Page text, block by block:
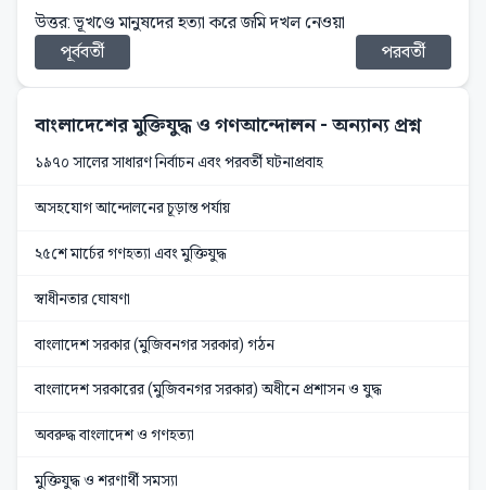
উত্তর: ভূখণ্ডে মানুষদের হত্যা করে জমি দখল নেওয়া
পূর্ববর্তী
পরবর্তী
বাংলাদেশের মুক্তিযুদ্ধ ও গণআন্দোলন- অন্যান্য প্রশ্ন
১৯৭০ সালের সাধারণ নির্বাচন এবং পরবর্তী ঘটনাপ্রবাহ
অসহযোগ আন্দোলনের চূড়ান্ত পর্যায়
২৫শে মার্চের গণহত্যা এবং মুক্তিযুদ্ধ
স্বাধীনতার ঘোষণা
বাংলাদেশ সরকার (মুজিবনগর সরকার) গঠন
বাংলাদেশ সরকারের (মুজিবনগর সরকার) অধীনে প্রশাসন ও যুদ্ধ
অবরুদ্ধ বাংলাদেশ ও গণহত্যা
মুক্তিযুদ্ধ ও শরণার্থী সমস্যা